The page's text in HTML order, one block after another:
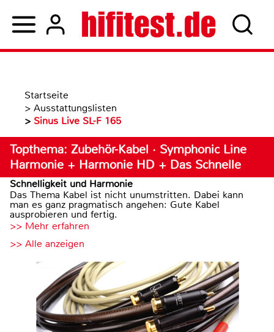
Startseite
> Ausstattungslisten
> Sinus Live SL-F 165
Topthema: Zubehör-Kabel · Symphonic Line
Harmonie + Harmonie HD + Das Schnelle
Schnelligkeit und Harmonie
Das Thema Kabel ist nicht unumstritten. Dabei kann
man es ganz pragmatisch angehen: Gute Kabel
ausprobieren und fertig.
>> Mehr erfahren
>> Alle anzeigen